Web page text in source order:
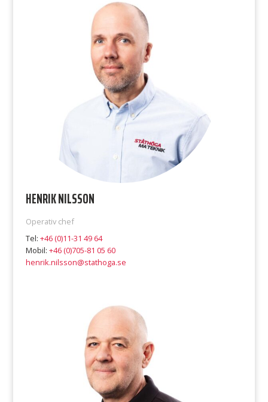
HENRIK NILSSON
Operativ chef
Tel: +46 (0)11-31 49 64
Mobil: +46 (0)705-81 05 60
henrik.nilsson@stathoga.se